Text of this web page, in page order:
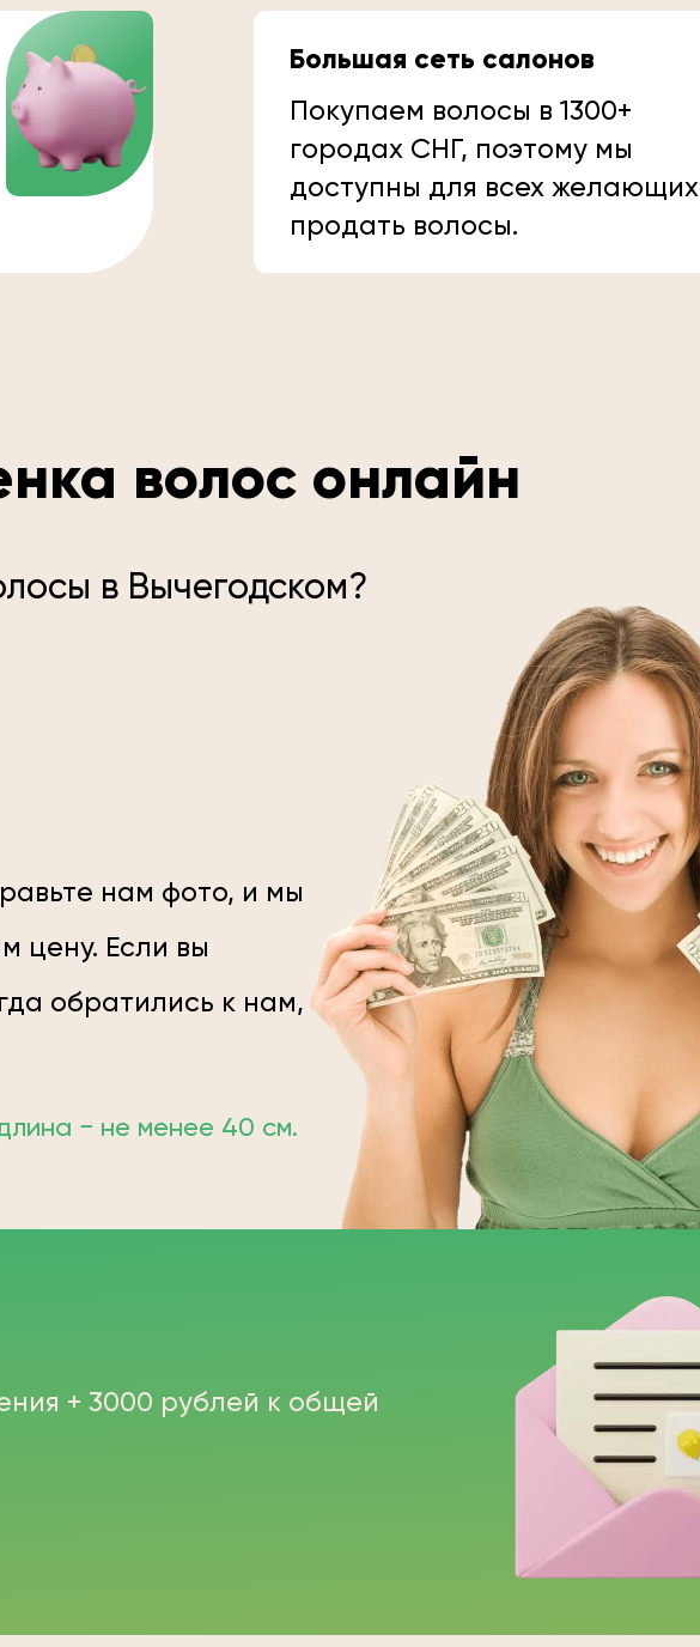
Большая сеть салонов
Покупаем волосы в 1300+
городах СНГ, поэтому мы
доступны для всех желающих
продать волосы.
волос онлайн
в Вычегодском?
нам фото, и мы
цену. Если вы
обратились к нам,
− не менее 40 см.
+ 3000 рублей к общей